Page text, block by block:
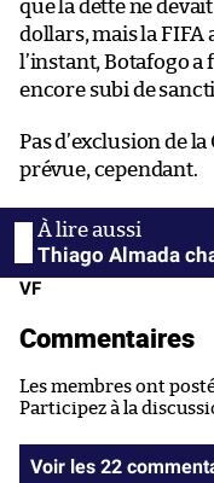
que la dette ne
dollars, mais la FIFA
l’instant, Botafogo a
encore subi de
Pas d’exclusion de
prévue, cependant.
Thiago Almada
VF
Commentaires
Les membres ont
Participez à la
Voir les 22